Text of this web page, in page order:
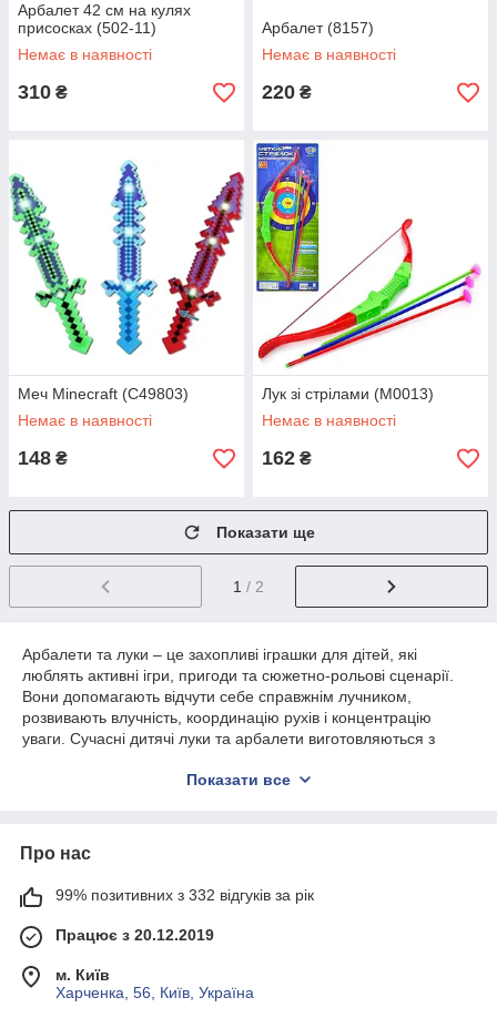
Арбалет 42 см на кулях
присосках (502-11)
Немає в наявності
310 ₴
Арбалет (8157)
Немає в наявності
220 ₴
Меч Minecraft (C49803)
Немає в наявності
148 ₴
Лук зі стрілами (M0013)
Немає в наявності
162 ₴
Показати ще
1 / 2
Арбалети та луки – це захопливі іграшки для дітей, які
люблять активні ігри, пригоди та сюжетно-рольові сценарії.
Вони допомагають відчути себе справжнім лучником,
розвивають влучність, координацію рухів і концентрацію
уваги. Сучасні дитячі луки та арбалети виготовляються з
присосками-наконечниками, що робить гру цікавою та
асортимент дитячих луків та арбалетів для дітей різного віку.
стрілами, мішенями, сагайдаками та іншими аксесуарами
Чим корисні арбалети та луки
Гра з луком або арбалетом допомагає дитині більше
Показати все
Про нас
99% позитивних з 332 відгуків за рік
Працює з 20.12.2019
м. Київ
Харченка, 56, Київ, Україна